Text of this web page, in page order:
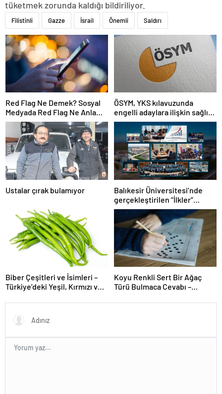
tüketmek zorunda kaldığı bildiriliyor.
Filistinli Gazze İsrail Önemli Saldırı
Red Flag Ne Demek? Sosyal
Medyada Red Flag Ne Anlama
Gelir?
ÖSYM, YKS kılavuzunda
engelli adaylara ilişkin sağlık
şartlarını güncelledi
Ustalar çırak bulamıyor
Balıkesir Üniversitesi’nde
gerçekleştirilen “İlkler”
üniversitenin geleceğini
şekillendiriyor
Biber Çeşitleri ve İsimleri –
Türkiye’deki Yeşil, Kırmızı ve
Koyu Renkli Sert Bir Ağaç
Türü Bulmaca Cevabı –
Bir Ağaç Türü